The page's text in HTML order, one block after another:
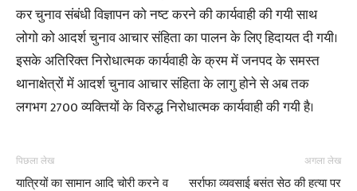
कर चुनाव संबंधी विज्ञापन को नष्ट करने की कार्यवाही की गयी साथ
लोगो को आदर्श चुनाव आचार संहिता का पालन के लिए हिदायत दी गयी।
इसके अतिरिक्त निरोधात्मक कार्यवाही के क्रम में जनपद के समस्त
थानाक्षेत्रों में आदर्श चुनाव आचार संहिता के लागु होने से अब तक
लगभग 2700 व्यक्तियों के विरुद्ध निरोधात्मक कार्यवाही की गयी है।
पिछला लेख
यात्रियों का सामान आदि चोरी करने व
अगला लेख
सर्राफा व्यवसाई बसंत सेठ की हत्या पर